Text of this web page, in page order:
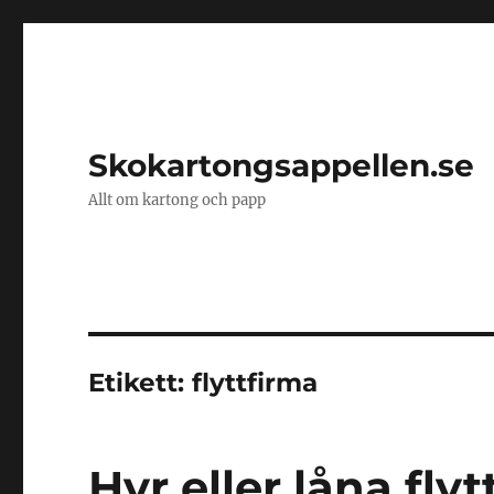
Skokartongsappellen.se
Allt om kartong och papp
Etikett:flyttfirma